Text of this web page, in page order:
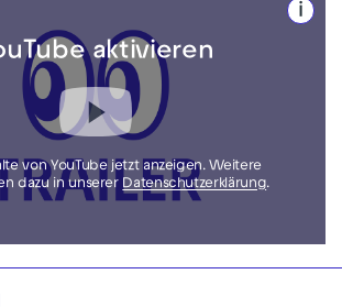
aktivieren
i
von YouTube jetzt anzeigen. Weitere
dazu in unserer Datenschutzerklärung.